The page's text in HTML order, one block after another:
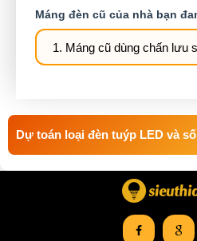
Máng đèn cũ của nhà bạn
Dự toán loại đèn tuýp LED và